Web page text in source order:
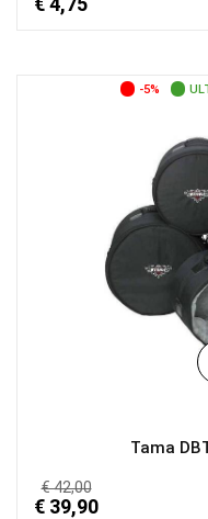
-5%
Tama
€ 42,00
€ 39,90